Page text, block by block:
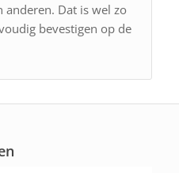
Dat is wel zo
bevestigen op de